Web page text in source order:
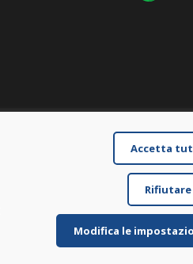
Accetta
Rifiutare
Modifica le